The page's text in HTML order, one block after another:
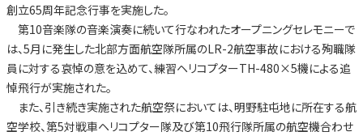
創立65周年記念行事を実施した。
第10音楽隊の音楽演奏に続いて行なわれたオープニングセレモニーで
は、5月に発生した北部方面航空隊所属のLR-2航空事故における殉職隊
員に対する哀悼の意を込めて、練習ヘリコプターTH-480×5機による追
悼飛行が実施された。
また、引き続き実施された航空祭においては、明野駐屯地に所在する航
空学校、第5対戦車ヘリコプター隊及び第10飛行隊所属の航空機合わせ